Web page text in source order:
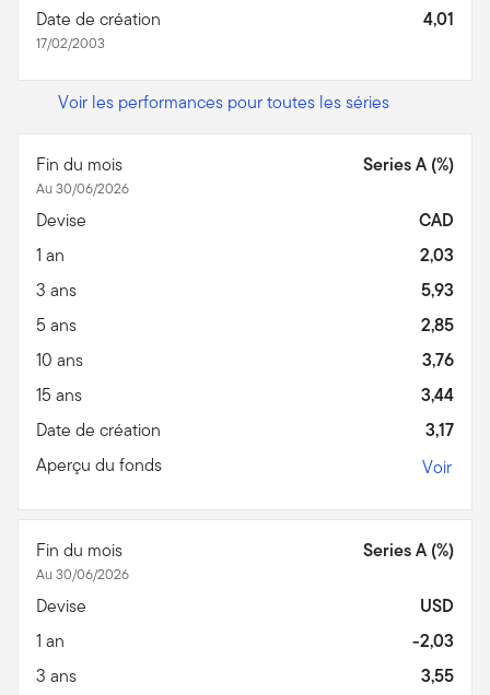
Date de création
17/02/2003
4,01
Voir les performances pour toutes les séries
Fin du mois
Au 30/06/2026
Series A (%)
Devise
CAD
1 an
2,03
3 ans
5,93
5 ans
2,85
10 ans
3,76
15 ans
3,44
Date de création
3,17
Aperçu du fonds
Voir
Fin du mois
Au 30/06/2026
Series A (%)
Devise
USD
1 an
-2,03
3 ans
3,55